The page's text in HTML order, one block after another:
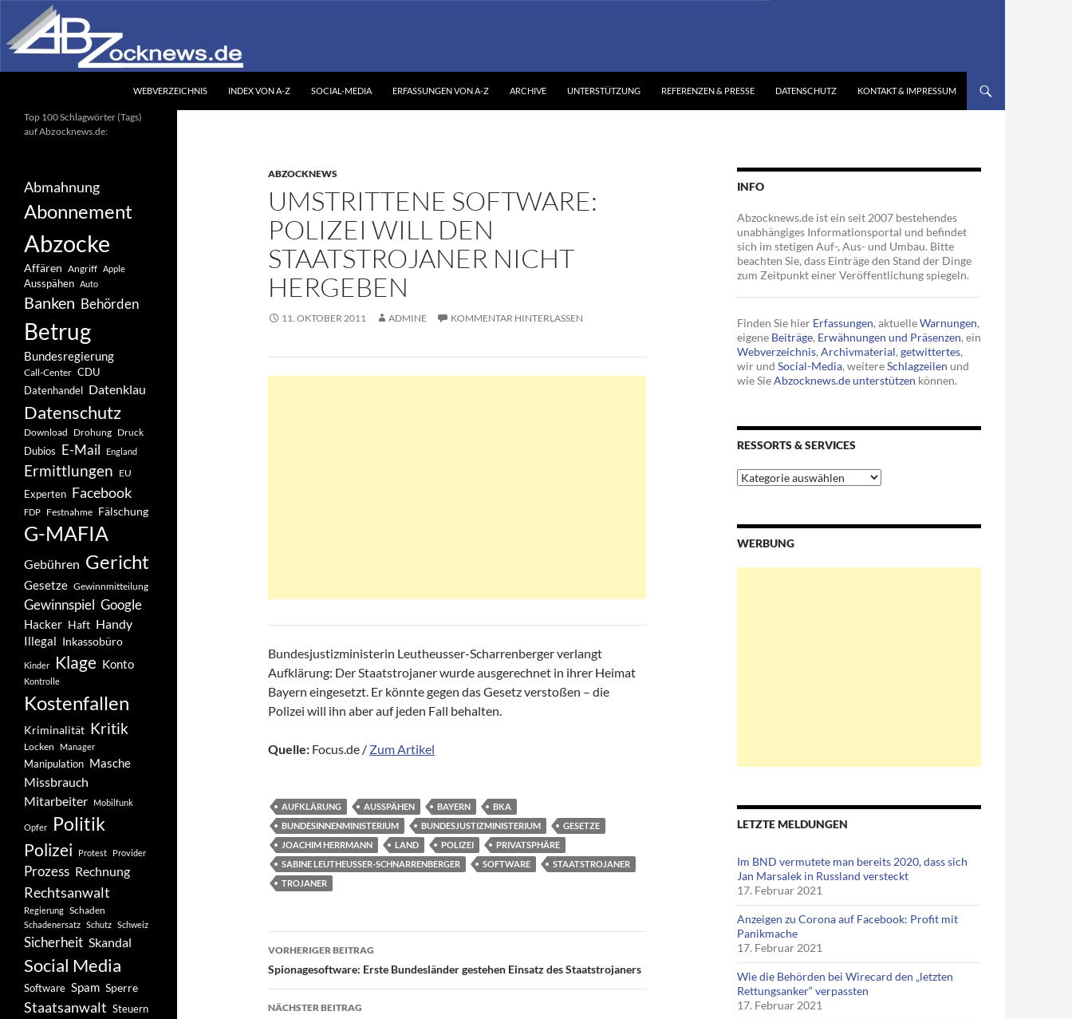
Inhalt
springen
WEBVERZEICHNIS INDEX VON A-Z SOCIAL-MEDIA ERFASSUNGEN VON A-Z ARCHIVE UNTERSTÜTZUNG REFERENZEN & PRESSE DATENSCHUTZ KONTAKT & IMPRESSUM
ABZOCKNEWS
UMSTRITTENE SOFTWARE:
POLIZEI WILL DEN
STAATSTROJANER NICHT
HERGEBEN
11. OKTOBER 2011 ADMINE KOMMENTAR HINTERLASSEN
Bundesjustizministerin Leutheusser-Scharrenberger verlangt
Aufklärung: Der Staatstrojaner wurde ausgerechnet in ihrer Heimat
Bayern eingesetzt. Er könnte gegen das Gesetz verstoßen – die
Polizei will ihn aber auf jeden Fall behalten.
Quelle: Focus.de / Zum Artikel
AUFKLÄRUNG AUSSPÄHEN BAYERN
BKA
BUNDESINNENMINISTERIUM
BUNDESJUSTIZMINISTERIUM
GESETZE
JOACHIM HERRMANN
LAND POLIZEI
PRIVATSPHÄRE
SABINE LEUTHEUSSER-SCHNARRENBERGER
SOFTWARE
STAATSTROJANER
TROJANER
Beitragsnavigation
VORHERIGER BEITRAG
Spionagesoftware: Erste Bundesländer gestehen Einsatz des Staatstrojaners
NÄCHSTER BEITRAG
INFO
Abzocknews.de ist ein seit 2007 bestehendes
unabhängiges Informationsportal und befindet
sich im stetigen Auf-, Aus- und Umbau. Bitte
beachten Sie, dass Einträge den Stand der Dinge
zum Zeitpunkt einer Veröffentlichung spiegeln.
Finden Sie hier Erfassungen, aktuelleWarnungen,
eigene Beiträge, Erwähnungen und Präsenzen, ein
Webverzeichnis, Archivmaterial, getwittertes,
wir und Social-Media, weitereSchlagzeilen und
wie SieAbzocknews.de unterstützen können.
RESSORTS & SERVICES
Ressorts
&
WERBUNG
LETZTE MELDUNGEN
Im BND vermutete man bereits 2020, dass sich
Jan Marsalek in Russland versteckt
17. Februar 2021
Anzeigen zu Corona auf Facebook: Profit mit
Panikmache
17. Februar 2021
Wie die Behörden bei Wirecard den „letzten
Rettungsanker“ verpassten
17. Februar 2021
Ihr unabhängiges
Informationsportal
Top 100 Schlagwörter (Tags)
auf Abzocknews.de:
Abmahnung
Abonnement
Abzocke
Affären Angriff Apple
Ausspähen Auto
Banken Behörden
Betrug
Bundesregierung
Call-Center CDU
Datenhandel Datenklau
Datenschutz
Download Drohung Druck
Dubios E-Mail England
Ermittlungen EU
Experten Facebook
FDP Festnahme Fälschung
G-MAFIA
Gebühren Gericht
Gesetze Gewinnmitteilung
Gewinnspiel Google
Hacker Haft Handy
Illegal Inkassobüro
Kinder Klage Konto
Kontrolle
Kostenfallen
Kriminalität Kritik
Locken Manager
Manipulation Masche
Missbrauch
Mitarbeiter
Mobilfunk
Opfer Politik
Polizei Protest Provider
Prozess Rechnung
Rechtsanwalt
Regierung Schaden
Schadenersatz Schutz Schweiz
Sicherheit Skandal
Social Media
Software Spam Sperre
Staatsanwalt Steuern